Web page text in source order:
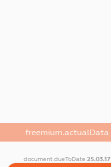
freemium.actualData
document.dueToDate25.03.17